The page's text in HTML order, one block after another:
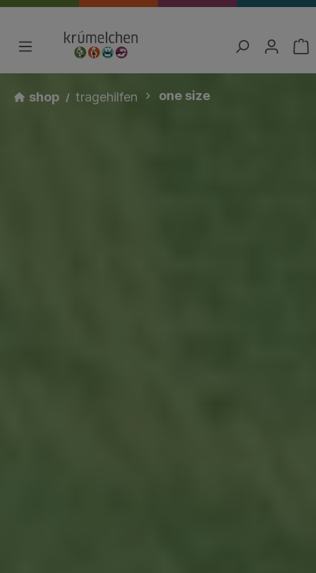
shop tragehilfen one size